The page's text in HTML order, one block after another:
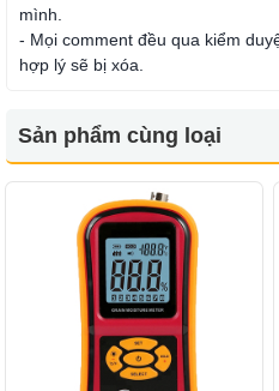
mình.
- Mọi comment đều qua kiểm
hợp lý sẽ bị xóa.
Sản phẩm cùng loại